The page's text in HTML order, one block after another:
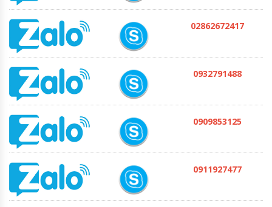
02862672417
0932791488
0909853125
0911927477